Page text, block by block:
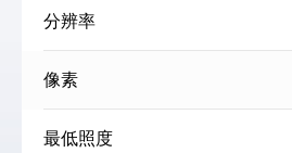
分辨率
像素
最低照度